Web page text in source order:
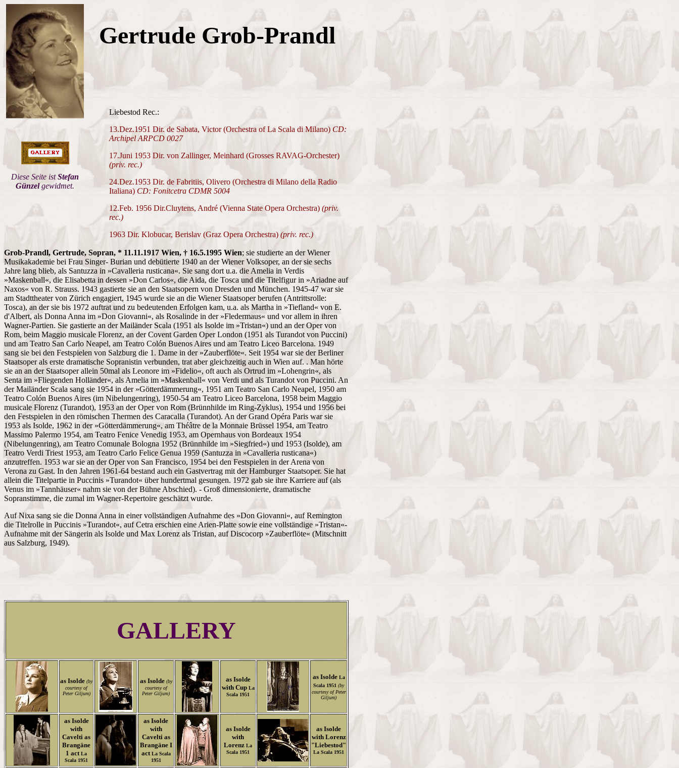
Gertrude Grob-Prandl
Liebestod Rec.:
13.Dez.1951 Dir. de Sabata, Victor (Orchestra of La Scala di Milano) CD:
Archipel ARPCD 0027
17.Juni 1953 Dir. von Zallinger, Meinhard (Grosses RAVAG-Orchester)
(priv. rec.)
24.Dez.1953 Dir. de Fabritiis, Olivero (Orchestra di Milano della Radio
Italiana) CD: Fonitcetra CDMR 5004
12.Feb. 1956 Dir.Cluytens, André (Vienna State Opera Orchestra) (priv.
rec.)
1963 Dir. Klobucar, Berislav (Graz Opera Orchestra) (priv. rec.)
Diese Seite istStefan
Günzelgewidmet.
Grob-Prandl, Gertrude, Sopran, * 11.11.1917 Wien, † 16.5.1995 Wien; sie studierte an der Wiener
Musikakademie bei Frau Singer- Burian und debütierte 1940 an der Wiener Volksoper, an der sie sechs
Jahre lang blieb, als Santuzza in »Cavalleria rusticana«. Sie sang dort u.a. die Amelia in Verdis
»Maskenball«, die Elisabetta in dessen »Don Carlos«, die Aida, die Tosca und die Titelfigur in »Ariadne auf
Naxos« von R. Strauss. 1943 gastierte sie an den Staatsopern von Dresden und München. 1945-47 war sie
am Stadttheater von Zürich engagiert, 1945 wurde sie an die Wiener Staatsoper berufen (Antrittsrolle:
Tosca), an der sie bis 1972 auftrat und zu bedeutenden Erfolgen kam, u.a. als Martha in »Tiefland« von E.
d'Albert, als Donna Anna im »Don Giovanni«, als Rosalinde in der »Fledermaus« und vor allem in ihren
Wagner-Partien. Sie gastierte an der Mailänder Scala (1951 als Isolde im »Tristan«) und an der Oper von
Rom, beim Maggio musicale Florenz, an der Covent Garden Oper London (1951 als Turandot von Puccini)
und am Teatro San Carlo Neapel, am Teatro Colón Buenos Aires und am Teatro Liceo Barcelona. 1949
sang sie bei den Festspielen von Salzburg die 1. Dame in der »Zauberflöte«. Seit 1954 war sie der Berliner
Staatsoper als erste dramatische Sopranistin verbunden, trat aber gleichzeitig auch in Wien auf. . Man hörte
sie an an der Staatsoper allein 50mal als Leonore im »Fidelio«, oft auch als Ortrud im »Lohengrin«, als
Senta im »Fliegenden Holländer«, als Amelia im »Maskenball« von Verdi und als Turandot von Puccini. An
der Mailänder Scala sang sie 1954 in der »Götterdämmerung«, 1951 am Teatro San Carlo Neapel, 1950 am
Teatro Colón Buenos Aires (im Nibelungenring), 1950-54 am Teatro Liceo Barcelona, 1958 beim Maggio
musicale Florenz (Turandot), 1953 an der Oper von Rom (Brünnhilde im Ring-Zyklus), 1954 und 1956 bei
den Festspielen in den römischen Thermen des Caracalla (Turandot). An der Grand Opéra Paris war sie
1953 als Isolde, 1962 in der »Götterdämmerung«, am Théâtre de la Monnaie Brüssel 1954, am Teatro
Massimo Palermo 1954, am Teatro Fenice Venedig 1953, am Opernhaus von Bordeaux 1954
(Nibelungenring), am Teatro Comunale Bologna 1952 (Brünnhilde im »Siegfried«) und 1953 (Isolde), am
Teatro Verdi Triest 1953, am Teatro Carlo Felice Genua 1959 (Santuzza in »Cavalleria rusticana«)
anzutreffen. 1953 war sie an der Oper von San Francisco, 1954 bei den Festspielen in der Arena von
Verona zu Gast. In den Jahren 1961-64 bestand auch ein Gastvertrag mit der Hamburger Staatsoper. Sie hat
allein die Titelpartie in Puccinis »Turandot« über hundertmal gesungen. 1972 gab sie ihre Karriere auf (als
Venus im »Tannhäuser« nahm sie von der Bühne Abschied). - Groß dimensionierte, dramatische
Sopranstimme, die zumal im Wagner-Repertoire geschätzt wurde.
Auf Nixa sang sie die Donna Anna in einer vollständigen Aufnahme des »Don Giovanni«, auf Remington
die Titelrolle in Puccinis »Turandot«, auf Cetra erschien eine Arien-Platte sowie eine vollständige »Tristan«-
Aufnahme mit der Sängerin als Isolde und Max Lorenz als Tristan, auf Discocorp »Zauberflöte« (Mitschnitt
aus Salzburg, 1949).
GALLERY
as Isolde (by
courtesy of
Peter Giljum)
as Isolde (by
courtesy of
Peter Giljum)
as Isolde
with Cup La
Scala 1951
as IsoldeLa
Scala 1951 (by
courtesy of Peter
Giljum)
as Isolde
with
Cavelti as
Brangäne
1 actLa
Scala 1951
as Isolde
with
Cavelti as
Brangäne I
actLa Scala
1951
as Isolde
with
Lorenz La
Scala 1951
as Isolde
with Lorenz
"Liebestod"
La Scala 1951